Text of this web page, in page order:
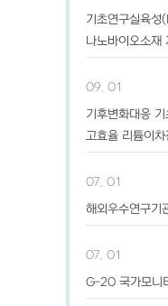
기초연구실육
나노바이오소재
09. 01
기후변화대응
고효율 리튬이
07. 01
해외우수연구기
07. 01
G-20 국가모니